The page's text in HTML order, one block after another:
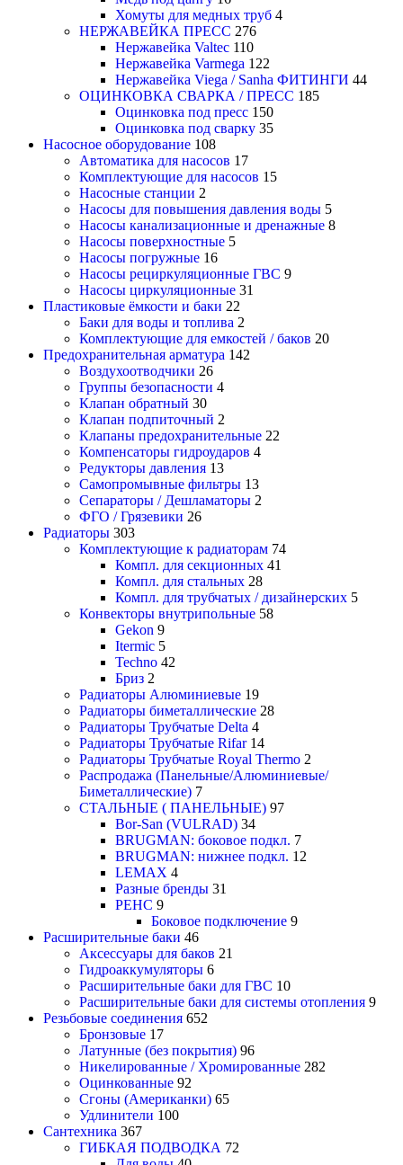
Хомуты для медных труб 4
НЕРЖАВЕЙКА ПРЕСС 276
Нержавейка Valtec 110
Нержавейка Varmega 122
Нержавейка Viega / Sanha ФИТИНГИ 44
ОЦИНКОВКА СВАРКА / ПРЕСС 185
Оцинковка под пресс 150
Оцинковка под сварку 35
Насосное оборудование 108
Автоматика для насосов 17
Комплектующие для насосов 15
Насосные станции 2
Насосы для повышения давления воды 5
Насосы канализационные и дренажные 8
Насосы поверхностные 5
Насосы погружные 16
Насосы рециркуляционные ГВС 9
Насосы циркуляционные 31
Пластиковые ёмкости и баки 22
Баки для воды и топлива 2
Комплектующие для емкостей / баков 20
Предохранительная арматура 142
Воздухоотводчики 26
Группы безопасности 4
Клапан обратный 30
Клапан подпиточный 2
Клапаны предохранительные 22
Компенсаторы гидроударов 4
Редукторы давления 13
Самопромывные фильтры 13
Сепараторы / Дешламаторы 2
ФГО / Грязевики 26
Радиаторы 303
Комплектующие к радиаторам 74
Компл. для секционных 41
Компл. для стальных 28
Компл. для трубчатых / дизайнерских 5
Конвекторы внутрипольные 58
Gekon 9
Itermic 5
Techno 42
Бриз 2
Радиаторы Алюминиевые 19
Радиаторы биметаллические 28
Радиаторы Трубчатые Delta 4
Радиаторы Трубчатые Rifar 14
Радиаторы Трубчатые Royal Thermo 2
Распродажа (Панельные/Алюминиевые/
Биметаллические) 7
СТАЛЬНЫЕ ( ПАНЕЛЬНЫЕ) 97
Bor-San (VULRAD) 34
BRUGMAN: боковое подкл. 7
BRUGMAN: нижнее подкл. 12
LEMAX 4
Разные бренды 31
РЕНС 9
Боковое подключение 9
Расширительные баки 46
Аксессуары для баков 21
Гидроаккумуляторы 6
Расширительные баки для ГВС 10
Расширительные баки для системы отопления 9
Резьбовые соединения 652
Бронзовые 17
Латунные (без покрытия) 96
Никелированные / Хромированные 282
Оцинкованные 92
Сгоны (Американки) 65
Удлинители 100
Сантехника 367
ГИБКАЯ ПОДВОДКА 72